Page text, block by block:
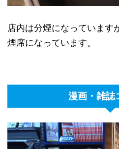
店内は分煙になっています
煙席になっています。
漫画・雑誌